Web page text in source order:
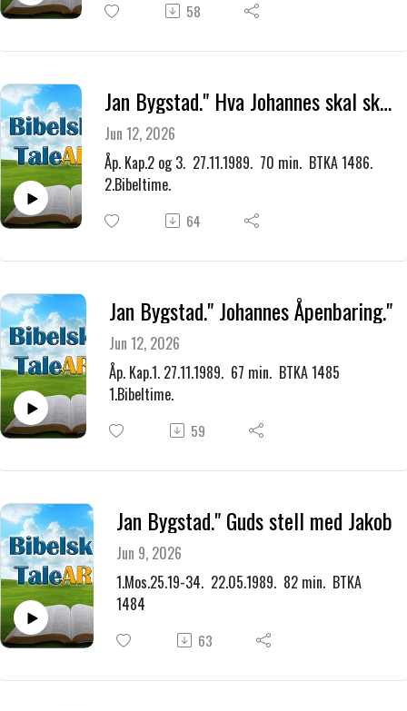
58
Jan Bygstad." Hva Johannes skal skrive til de sju menighetene i Lille- Asia."
Jun 12, 2026
Åp. Kap.2 og 3. 27.11.1989. 70 min. BTKA 1486.
2.Bibeltime.
64
Jan Bygstad." Johannes Åpenbaring."
Jun 12, 2026
Åp. Kap.1. 27.11.1989. 67 min. BTKA 1485
1.Bibeltime.
59
Jan Bygstad." Guds stell med Jakob
Jun 9, 2026
1.Mos.25.19-34. 22.05.1989. 82 min. BTKA
1484
63